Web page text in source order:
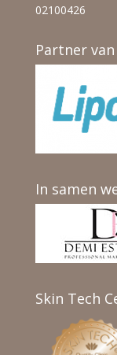
02100426
Partner van
In samen
Skin Tech